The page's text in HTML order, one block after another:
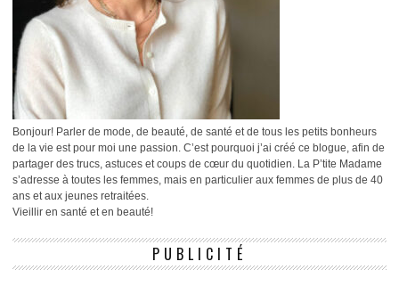
Bonjour! Parler de mode, de beauté, de santé et de tous les petits bonheurs
de la vie est pour moi une passion. C’est pourquoi j’ai créé ce blogue, afin de
partager des trucs, astuces et coups de cœur du quotidien. La P’tite Madame
s’adresse à toutes les femmes, mais en particulier aux femmes de plus de 40
ans et aux jeunes retraitées.
Vieillir en santé et en beauté!
PUBLICITÉ